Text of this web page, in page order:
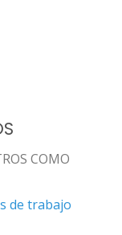
COMO
de trabajo